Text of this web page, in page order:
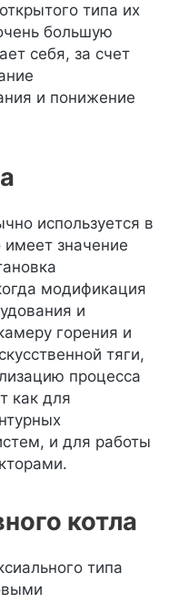
типа их
большую
себя, за счет
и понижение
используется в
значение
модификация
и
горения и
тяги,
процесса
как для
и для работы
котла
типа